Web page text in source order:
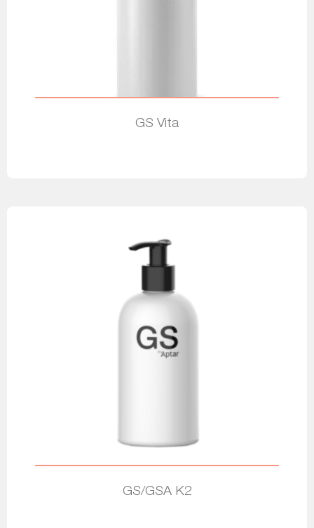
GS Vita
GS/GSA K2